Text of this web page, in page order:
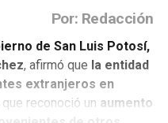
Por: Redacción
de San Luis Potosí,
, afirmó que la entidad
extranjeros en
reconoció un aumento